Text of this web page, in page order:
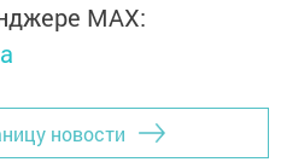
MАХ:
новости